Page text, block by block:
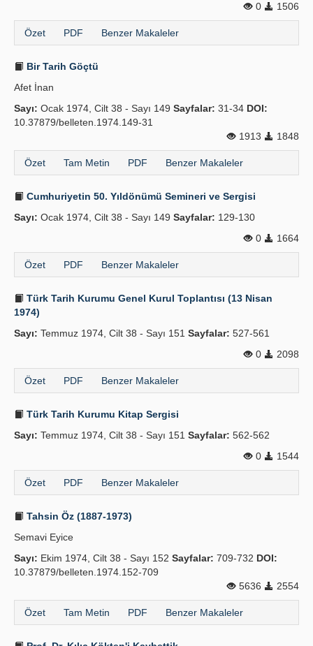
0
1506
Özet PDF Benzer Makaleler
Bir Tarih Göçtü
Afet İnan
Sayı: Ocak 1974, Cilt 38 - Sayı 149 Sayfalar: 31-34 DOI:
10.37879/belleten.1974.149-31
1913
1848
Özet Tam Metin PDF Benzer Makaleler
Cumhuriyetin 50. Yıldönümü Semineri ve Sergisi
Sayı: Ocak 1974, Cilt 38 - Sayı 149 Sayfalar: 129-130
0
1664
Özet PDF Benzer Makaleler
Türk Tarih Kurumu Genel Kurul Toplantısı (13 Nisan
1974)
Sayı: Temmuz 1974, Cilt 38 - Sayı 151 Sayfalar: 527-561
0
2098
Özet PDF Benzer Makaleler
Türk Tarih Kurumu Kitap Sergisi
Sayı: Temmuz 1974, Cilt 38 - Sayı 151 Sayfalar: 562-562
0
1544
Özet PDF Benzer Makaleler
Tahsin Öz (1887-1973)
Semavi Eyice
Sayı: Ekim 1974, Cilt 38 - Sayı 152 Sayfalar: 709-732 DOI:
10.37879/belleten.1974.152-709
5636
2554
Özet Tam Metin PDF Benzer Makaleler